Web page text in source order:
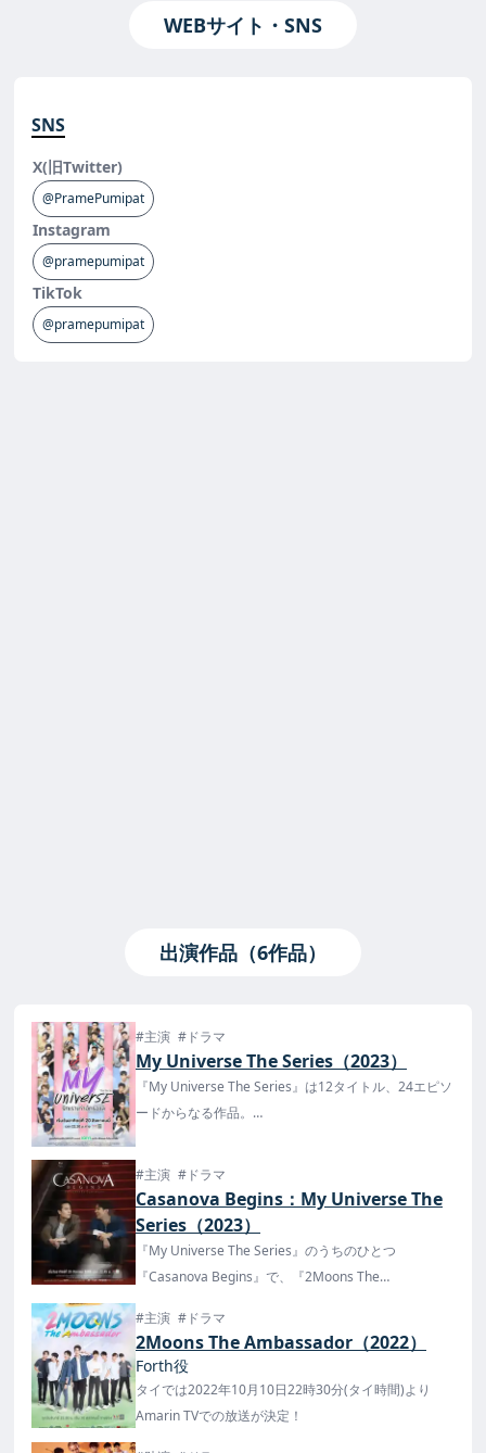
WEBサイト・SNS
SNS
X(旧Twitter)
@PramePumipat
Instagram
@pramepumipat
TikTok
@pramepumipat
出演作品（6作品）
#主演 #ドラマ
My Universe The Series（2023）
『My Universe The Series』は12タイトル、24エピソ
ードからなる作品。
Seeker The Series』のEarth&Bankなどなどタイドラ
マでお馴染みの俳優が多数出演。
タイでは8月20日よりAmarinTV・iQIYIで放送・配
信！
#主演 #ドラマ
Casanova Begins：My Universe The
Series（2023）
『My Universe The Series』のうちのひとつ
『Casanova Begins』で、『2Moons The
『My Universe The Series』はタイでは8月20日より
AmarinTV・iQIYIで放送・配信！
#主演 #ドラマ
2Moons The Ambassador（2022）
Forth役
タイでは2022年10月10日22時30分(タイ時間)より
Amarin TVでの放送が決定！